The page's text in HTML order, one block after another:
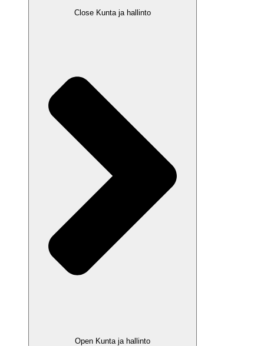
Close Kunta ja hallinto
Open Kunta ja hallinto